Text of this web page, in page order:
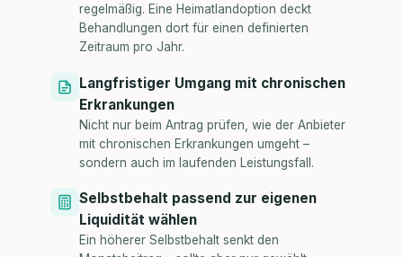
regelmäßig. Eine Heimatlandoption deckt
Behandlungen dort für einen definierten
Zeitraum pro Jahr.
Langfristiger Umgang mit chronischen
Erkrankungen
Nicht nur beim Antrag prüfen, wie der Anbieter
mit chronischen Erkrankungen umgeht –
sondern auch im laufenden Leistungsfall.
Selbstbehalt passend zur eigenen
Liquidität wählen
Ein höherer Selbstbehalt senkt den